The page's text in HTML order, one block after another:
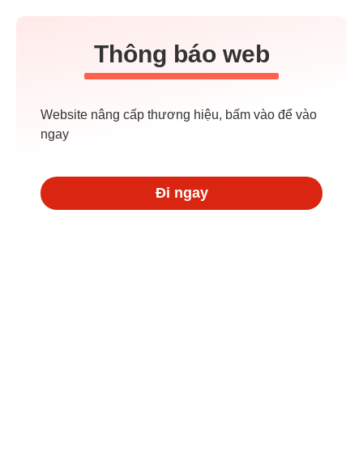
Thông báo web
Website nâng cấp thương hiệu, bấm vào để vào
ngay
Đi ngay